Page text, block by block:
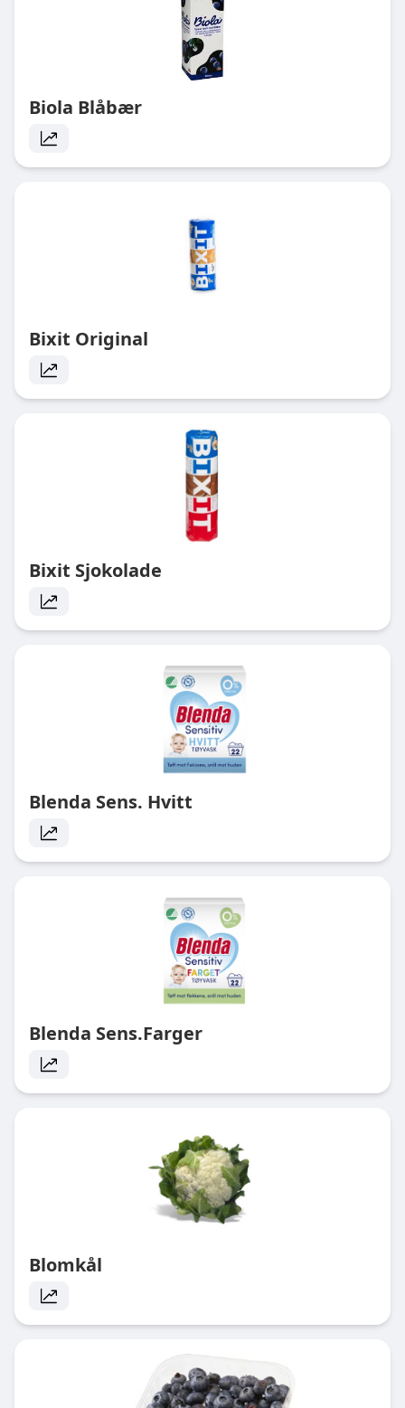
Biola Blåbær
Bixit Original
Bixit Sjokolade
Blenda Sens. Hvitt
Blenda Sens.Farger
Blomkål